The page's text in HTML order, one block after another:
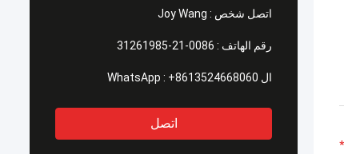
اتصل شخص : Joy Wang
رقم الهاتف : 0086-21-31261985
ال WhatsApp : +8613524668060
اتصل